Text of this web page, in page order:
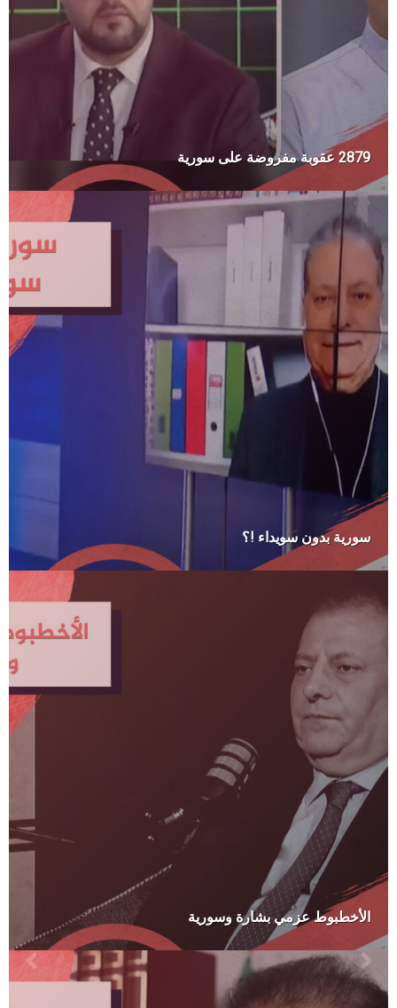
2879 عقوبة مفروضة على سورية
سورية بدون سويداء !؟
الأخطبوط عزمي بشارة وسورية